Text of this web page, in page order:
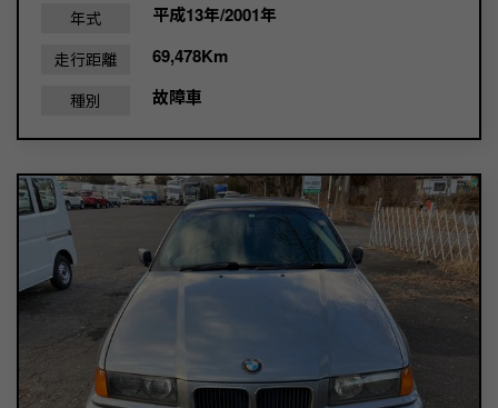
年式 平成13年/2001年
走行距離 69,478Km
種別 故障車